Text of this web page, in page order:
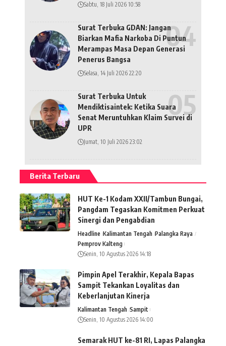
Sabtu, 18 Juli 2026 10:58
Surat Terbuka GDAN: Jangan
Biarkan Mafia Narkoba Di Puntun
Merampas Masa Depan Generasi
Penerus Bangsa
Selasa, 14 Juli 2026 22:20
Surat Terbuka Untuk
Mendiktisaintek: Ketika Suara
Senat Meruntuhkan Klaim Survei di
UPR
Jumat, 10 Juli 2026 23:02
Berita Terbaru
HUT Ke-1 Kodam XXII/Tambun Bungai,
Pangdam Tegaskan Komitmen Perkuat
Sinergi dan Pengabdian
Headline Kalimantan Tengah Palangka Raya
Pemprov Kalteng
Senin, 10 Agustus 2026 14:18
Pimpin Apel Terakhir, Kepala Bapas
Sampit Tekankan Loyalitas dan
Keberlanjutan Kinerja
Kalimantan Tengah Sampit
Senin, 10 Agustus 2026 14:00
Semarak HUT ke-81 RI, Lapas Palangka